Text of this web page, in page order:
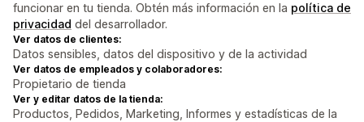
funcionar en tu tienda. Obtén más información en la política de
privacidad del desarrollador.
Ver datos de clientes:
Datos sensibles, datos del dispositivo y de la actividad
Ver datos de empleados y colaboradores:
Propietario de tienda
Ver y editar datos de la tienda:
Productos, Pedidos, Marketing, Informes y estadísticas de la